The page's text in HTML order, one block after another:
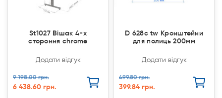
St1027 Вішак 4-х
стороння chrome
Додати відгук
9 198.00 грн.
6 438.60 грн.
D 628с tw Кронштейни
для полиць 200мм
Додати відгук
499.80 грн.
399.84 грн.